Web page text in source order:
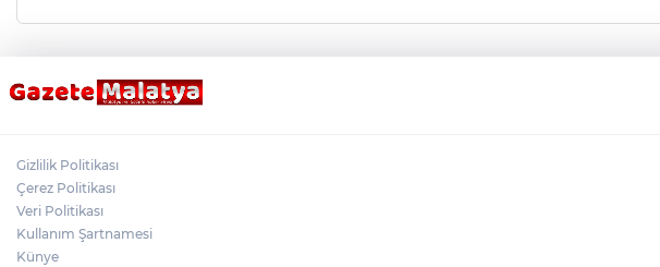
Gizlilik Politikası
Çerez Politikası
Veri Politikası
Kullanım Şartnamesi
Künye